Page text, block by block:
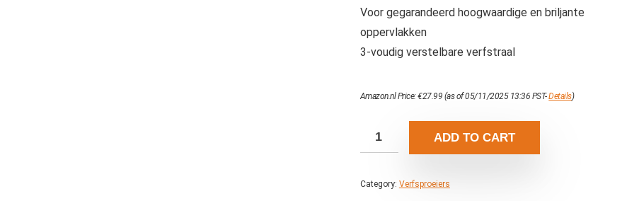
Voor gegarandeerd hoogwaardige en briljante
oppervlakken
3-voudig verstelbare verfstraal
Amazon.nl Price:€27.99 (as of 05/11/2025 13:36 PST-Details)
ADD TO CART
Category: Verfsproeiers